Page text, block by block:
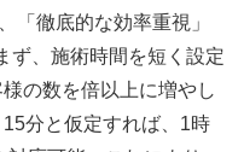
「徹底的な効率重視」
ず、施術時間を短く設定
の数を倍以上に増やし
分と仮定すれば、1時